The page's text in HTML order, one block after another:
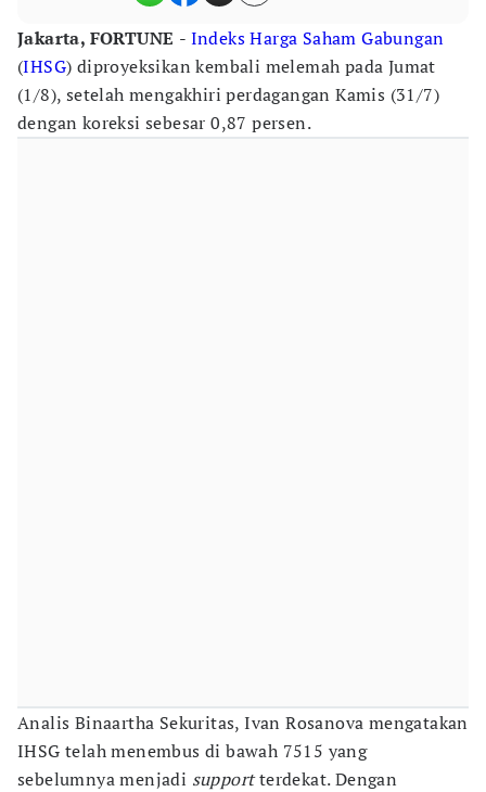
Jakarta, FORTUNE - Indeks Harga Saham Gabungan
(IHSG) diproyeksikan kembali melemah pada Jumat
(1/8), setelah mengakhiri perdagangan Kamis (31/7)
dengan koreksi sebesar 0,87 persen.
Analis Binaartha Sekuritas, Ivan Rosanova mengatakan
IHSG telah menembus di bawah 7515 yang
sebelumnya menjadi supportterdekat. Dengan